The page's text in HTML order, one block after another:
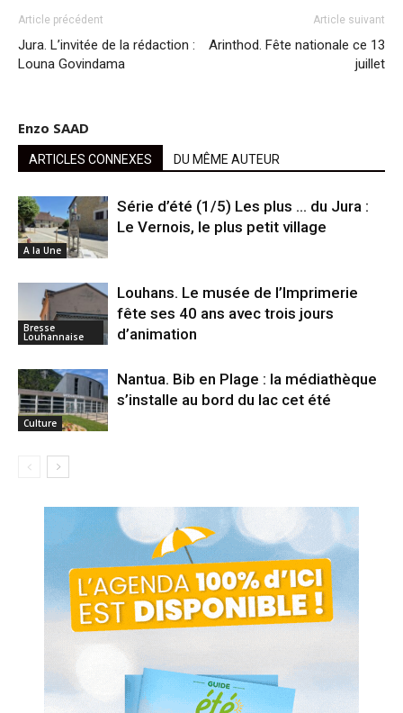
Article précédent
Jura. L’invitée de la rédaction :
Louna Govindama
Article suivant
Arinthod. Fête nationale ce 13
juillet
Enzo SAAD
ARTICLES CONNEXES DU MÊME AUTEUR
A la Une
Série d’été (1/5) Les plus … du Jura :
Le Vernois, le plus petit village
Bresse
Louhannaise
Louhans. Le musée de l’Imprimerie
fête ses 40 ans avec trois jours
d’animation
Culture
Nantua. Bib en Plage : la médiathèque
s’installe au bord du lac cet été